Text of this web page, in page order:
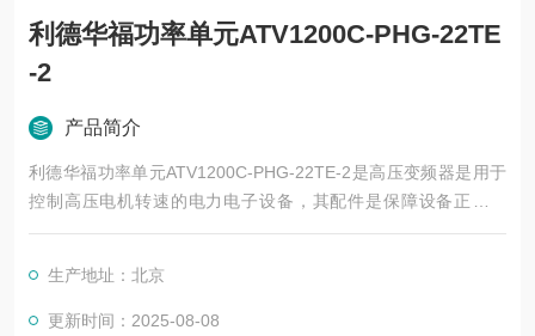
利德华福功率单元ATV1200C-PHG-22TE
-2
产品简介
利德华福功率单元ATV1200C-PHG-22TE-2是高压变频器是用于
控制高压电机转速的电力电子设备，其配件是保障设备正常运
行、实现功能扩展及维护维修的重要组成部分。这些配件种类繁
生产地址：北京
更新时间：2025-08-08